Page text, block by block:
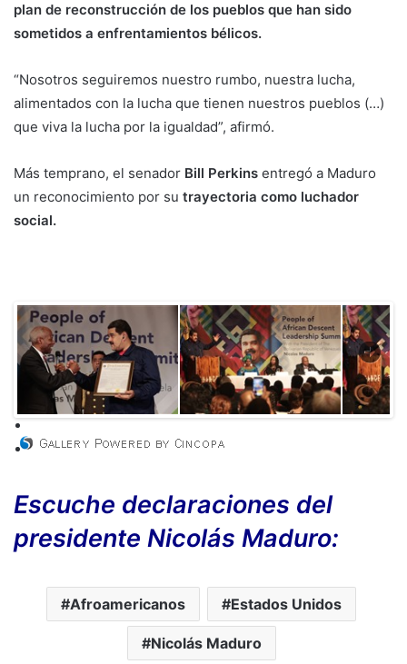
plan de reconstrucción de los pueblos que han sido
sometidos a enfrentamientos bélicos.
“Nosotros seguiremos nuestro rumbo, nuestra lucha,
alimentados con la lucha que tienen nuestros pueblos (…)
que viva la lucha por la igualdad”, afirmó.
Más temprano, el senador Bill Perkins entregó a Maduro
un reconocimiento por su trayectoria como luchador
social.
Escuche declaraciones del
presidente Nicolás Maduro:
Afroamericanos Estados Unidos
Nicolás Maduro